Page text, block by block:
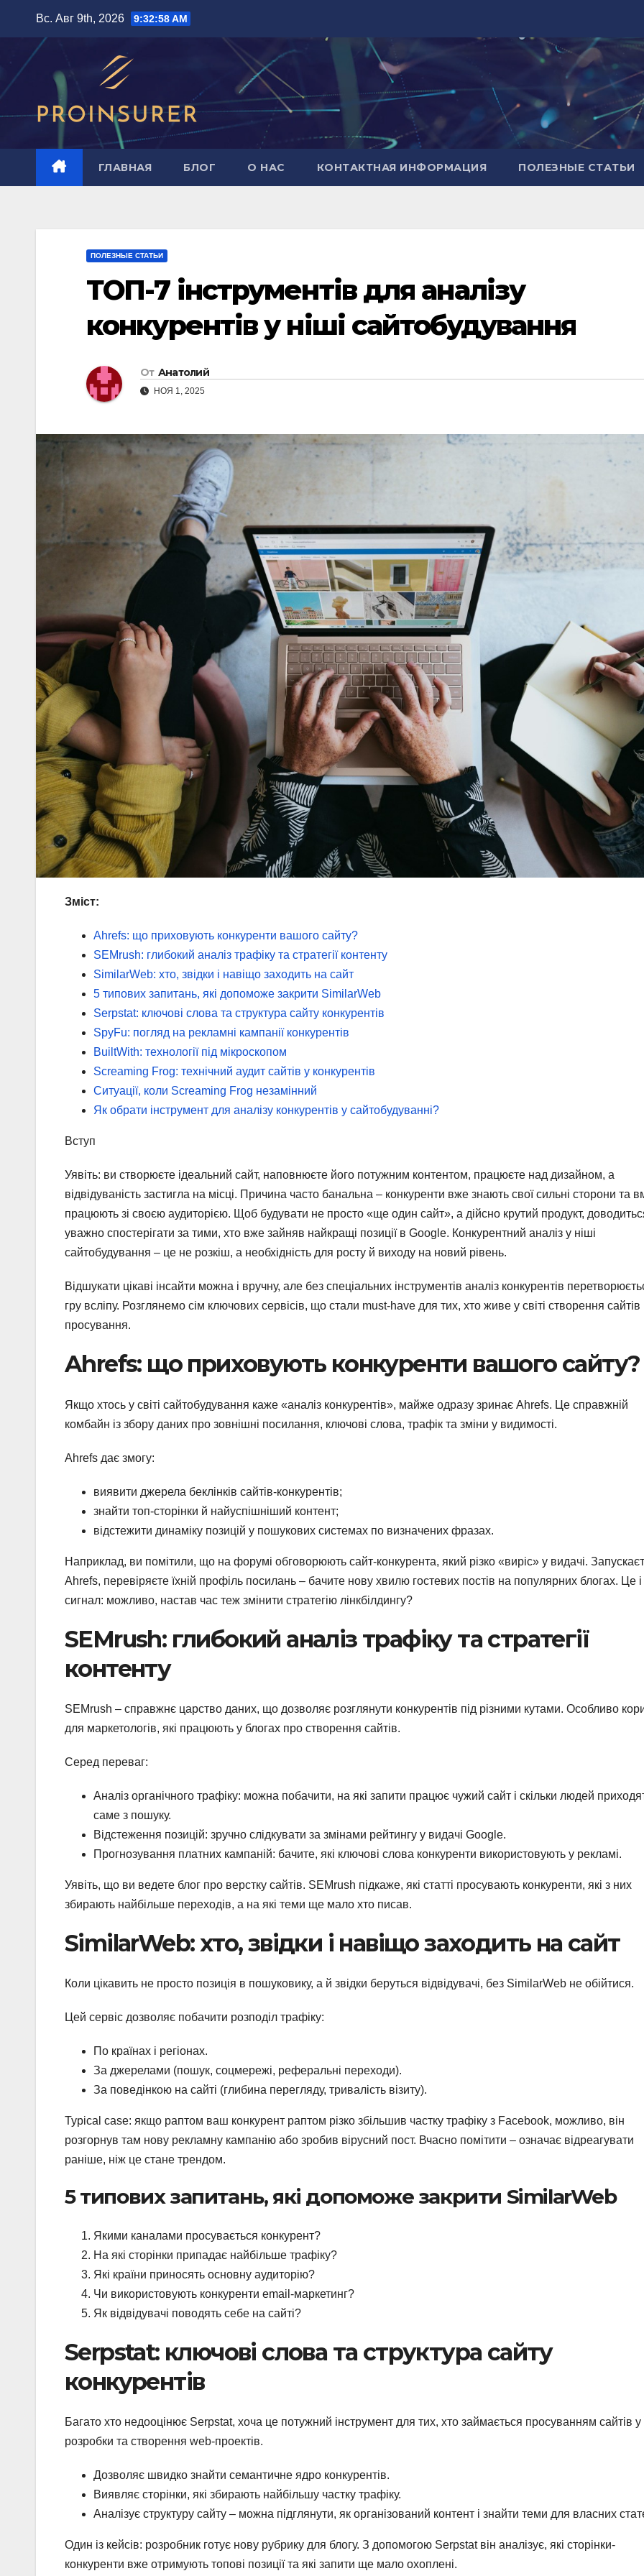
содержимому
Вс. Авг 9th, 2026 9:32:59 AM
ГЛАВНАЯ БЛОГ О НАС КОНТАКТНАЯ ИНФОРМАЦИЯ ПОЛЕЗНЫЕ СТАТЬИ
ПОЛЕЗНЫЕ СТАТЬИ
ТОП-7 інструментів для аналізу
конкурентів у ніші сайтобудування
От Анатолий
НОЯ 1, 2025
Зміст:
Ahrefs: що приховують конкуренти вашого сайту?
SEMrush: глибокий аналіз трафіку та стратегії контенту
SimilarWeb: хто, звідки і навіщо заходить на сайт
5 типових запитань, які допоможе закрити SimilarWeb
Serpstat: ключові слова та структура сайту конкурентів
SpyFu: погляд на рекламні кампанії конкурентів
BuiltWith: технології під мікроскопом
Screaming Frog: технічний аудит сайтів у конкурентів
Ситуації, коли Screaming Frog незамінний
Як обрати інструмент для аналізу конкурентів у сайтобудуванні?
Вступ
Уявіть: ви створюєте ідеальний сайт, наповнюєте його потужним контентом, працюєте над дизайном, а
відвідуваність застигла на місці. Причина часто банальна – конкуренти вже знають свої сильні сторони та
працюють зі своєю аудиторією. Щоб будувати не просто «ще один сайт», а дійсно крутий продукт,
уважно спостерігати за тими, хто вже зайняв найкращі позиції в Google. Конкурентний аналіз у ніші
сайтобудування – це не розкіш, а необхідність для росту й виходу на новий рівень.
Відшукати цікаві інсайти можна і вручну, але без спеціальних інструментів аналіз конкурентів
гру всліпу. Розглянемо сім ключових сервісів, що стали must-have для тих, хто живе у світі створення сайтів
просування.
Ahrefs: що приховують конкуренти вашого сайту?
Якщо хтось у світі сайтобудування каже «аналіз конкурентів», майже одразу зринає Ahrefs. Це справжній
комбайн із збору даних про зовнішні посилання, ключові слова, трафік та зміни у видимості.
Ahrefs дає змогу:
виявити джерела беклінків сайтів-конкурентів;
знайти топ-сторінки й найуспішніший контент;
відстежити динаміку позицій у пошукових системах по визначених фразах.
Наприклад, ви помітили, що на форумі обговорюють сайт-конкурента, який різко «виріс» у видачі.
Ahrefs, перевіряєте їхній профіль посилань – бачите нову хвилю гостевих постів на популярних блогах. Це і
сигнал: можливо, настав час теж змінити стратегію лінкбілдингу?
SEMrush: глибокий аналіз трафіку та стратегії
контенту
SEMrush – справжнє царство даних, що дозволяє розглянути конкурентів під різними кутами. Особливо
для маркетологів, які працюють у блогах про створення сайтів.
Серед переваг:
Аналіз органічного трафіку: можна побачити, на які запити працює чужий сайт і скільки людей
саме з пошуку.
Відстеження позицій: зручно слідкувати за змінами рейтингу у видачі Google.
Прогнозування платних кампаній: бачите, які ключові слова конкуренти використовують у рекламі.
Уявіть, що ви ведете блог про верстку сайтів. SEMrush підкаже, які статті просувають конкуренти, які з них
збирають найбільше переходів, а на які теми ще мало хто писав.
SimilarWeb: хто, звідки і навіщо заходить на сайт
Коли цікавить не просто позиція в пошуковику, а й звідки беруться відвідувачі, без SimilarWeb не обійтися.
Цей сервіс дозволяє побачити розподіл трафіку:
По країнах і регіонах.
За джерелами (пошук, соцмережі, реферальні переходи).
За поведінкою на сайті (глибина перегляду, тривалість візиту).
Typical case: якщо раптом ваш конкурент раптом різко збільшив частку трафіку з Facebook, можливо, він
розгорнув там нову рекламну кампанію або зробив вірусний пост. Вчасно помітити – означає відреагувати
раніше, ніж це стане трендом.
5 типових запитань, які допоможе закрити SimilarWeb
Якими каналами просувається конкурент?
На які сторінки припадає найбільше трафіку?
Які країни приносять основну аудиторію?
Чи використовують конкуренти email-маркетинг?
Як відвідувачі поводять себе на сайті?
Serpstat: ключові слова та структура сайту
конкурентів
Багато хто недооцінює Serpstat, хоча це потужний інструмент для тих, хто займається просуванням сайтів у
розробки та створення web-проектів.
Дозволяє швидко знайти семантичне ядро конкурентів.
Виявляє сторінки, які збирають найбільшу частку трафіку.
Аналізує структуру сайту – можна підглянути, як організований контент і знайти теми для власних
Один із кейсів: розробник готує нову рубрику для блогу. З допомогою Serpstat він аналізує, які сторінки-
конкуренти вже отримують топові позиції та які запити ще мало охоплені.